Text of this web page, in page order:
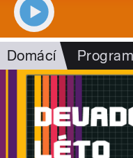
Domácí Program